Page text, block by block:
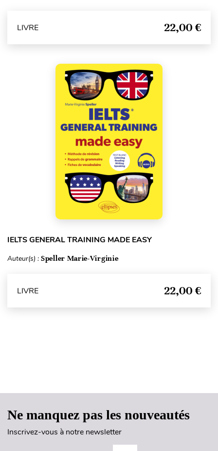
LIVRE 22,00 €
IELTS GENERAL TRAINING MADE EASY
Auteur(s) : Speller Marie-Virginie
LIVRE 22,00 €
Ne manquez pas les nouveautés
Inscrivez-vous à notre newsletter